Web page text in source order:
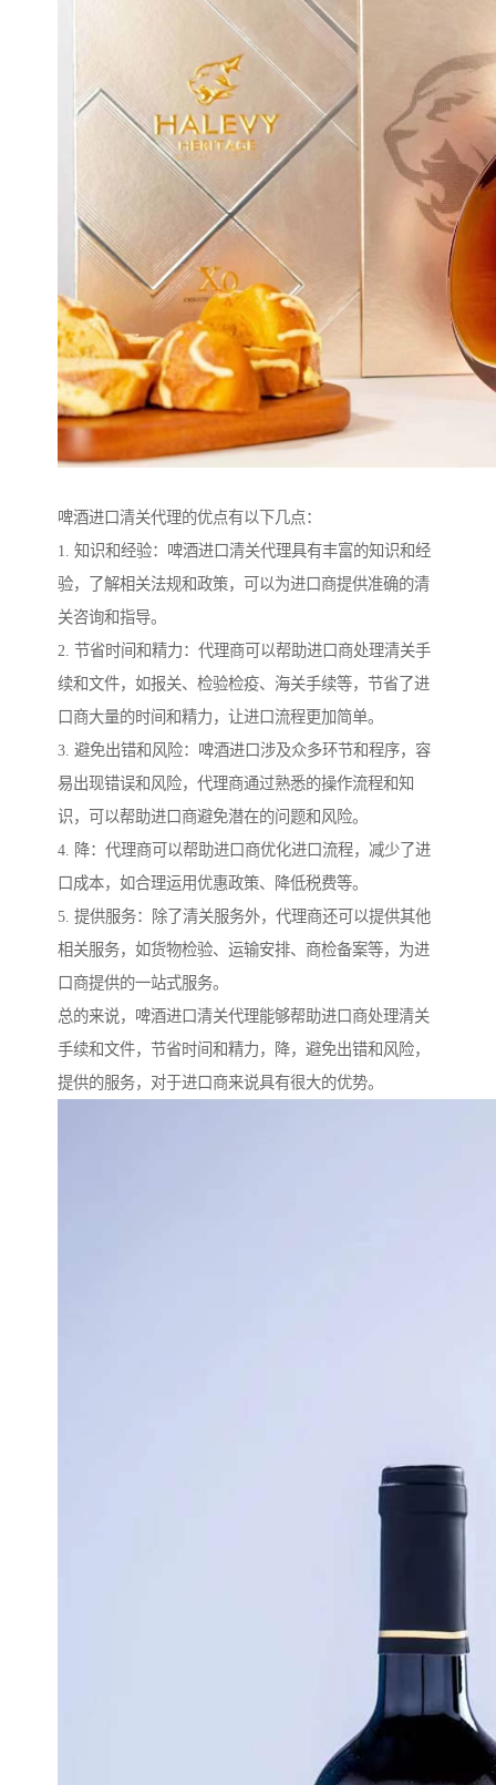
啤酒进口清关代理的优点有以下几点：
1. 知识和经验：啤酒进口清关代理具有丰富的知识和经
验，了解相关法规和政策，可以为进口商提供准确的清
关咨询和指导。
2. 节省时间和精力：代理商可以帮助进口商处理清关手
续和文件，如报关、检验检疫、海关手续等，节省了进
口商大量的时间和精力，让进口流程更加简单。
3. 避免出错和风险：啤酒进口涉及众多环节和程序，容
易出现错误和风险，代理商通过熟悉的操作流程和知
识，可以帮助进口商避免潜在的问题和风险。
4. 降：代理商可以帮助进口商优化进口流程，减少了进
口成本，如合理运用优惠政策、降低税费等。
5. 提供服务：除了清关服务外，代理商还可以提供其他
相关服务，如货物检验、运输安排、商检备案等，为进
口商提供的一站式服务。
总的来说，啤酒进口清关代理能够帮助进口商处理清关
手续和文件，节省时间和精力，降，避免出错和风险，
提供的服务，对于进口商来说具有很大的优势。